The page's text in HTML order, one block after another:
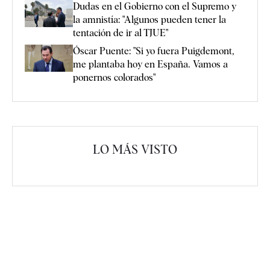
Dudas en el Gobierno con el Supremo y
la amnistía: "Algunos pueden tener la
tentación de ir al TJUE"
Óscar Puente: "Si yo fuera Puigdemont,
me plantaba hoy en España. Vamos a
ponernos colorados"
LO MÁS VISTO